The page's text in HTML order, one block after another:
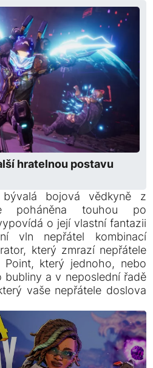
hratelnou postavu
bojová vědkyně z
poháněna touhou po
o její vlastní fantazii
vln nepřátel kombinací
který zmrazí nepřátele
který jednoho, nebo
a v neposlední řadě
vaše nepřátele doslova